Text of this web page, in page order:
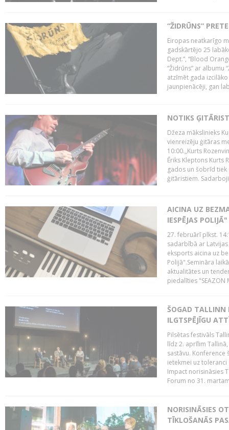
“ŽIDRŪNS”
Eiropas neatkarīgo
gadskārtējo 25
Dept.”, “Blood
“Židrūns” ar albumu
atzīmēt gada
jaunpienācēji, gan
NOTIKS
Džeza mākslinieks
vienreizēju ģitāras
10:00.„Kurts
Ēriks Kleptons Kurts
gados un šobrīd
ģitāristiem.
AICINA UZ
IESPĒJAS POLIJĀ"
27. februārī plkst.
sadarbībā ar
eksports aicina uz
Polijā".Semināra
aktualitātes un
piedalīties "SEAZON
ŠOGAD TALLINN
ILGTSPĒJĪGU
Pilsētas festivāls
līdz 2. aprīlim
sastāvu.
ietekmei uz
Impact norisināsies
Forum no 31.
NORISINĀSIES
TĪKLOŠANĀS